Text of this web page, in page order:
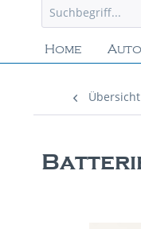
Home
Übersicht